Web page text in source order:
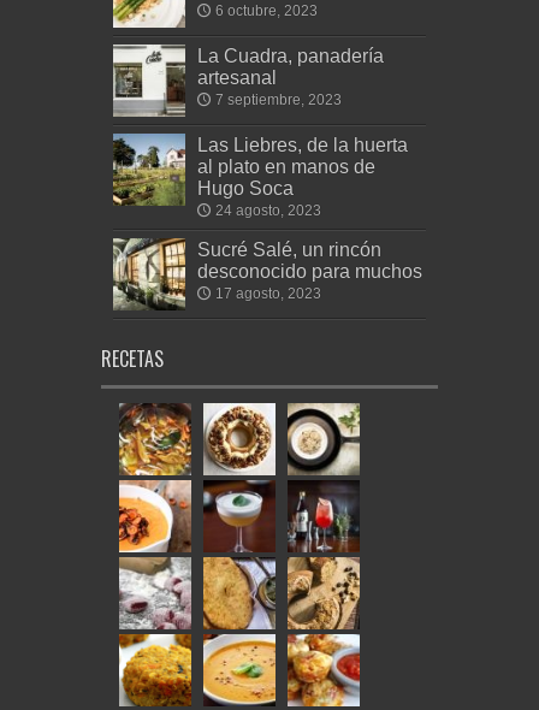
6 octubre, 2023
La Cuadra, panadería
artesanal
7 septiembre, 2023
Las Liebres, de la huerta
al plato en manos de
Hugo Soca
24 agosto, 2023
Sucré Salé, un rincón
desconocido para muchos
17 agosto, 2023
RECETAS